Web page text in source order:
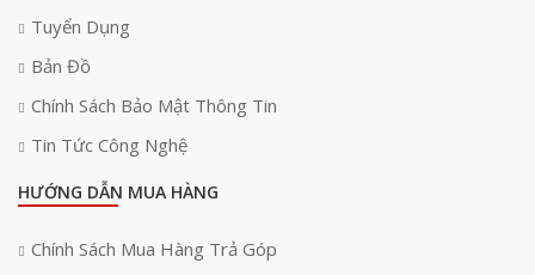
Tuyển Dụng
Bản Đồ
Chính Sách Bảo Mật Thông Tin
Tin Tức Công Nghệ
HƯỚNG DẪN MUA HÀNG
Chính Sách Mua Hàng Trả Góp